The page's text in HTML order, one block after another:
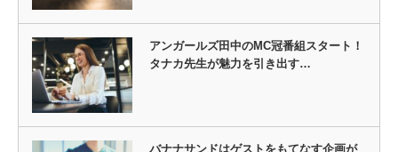
アンガールズ田中のMC冠番組スタート！
タナカ先生が魅力を引き出す…
バナナサンドはゲストをもてなす企画が